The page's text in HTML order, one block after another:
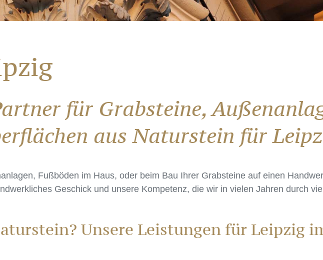
für Grabsteine,
aus Naturstein für
Fußböden im Haus, oder beim Bau Ihrer Grabsteine auf einen
Geschick und unsere Kompetenz, die wir in vielen Jahren durch
Unsere Leistungen für Leipzig